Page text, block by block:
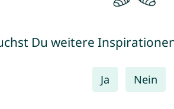
Du weitere
Ja Nein